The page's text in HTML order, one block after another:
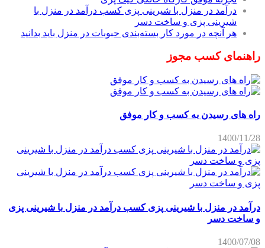
درآمد در منزل با شیرینی پزی کسب درآمد در منزل با
شیرینی پزی و ساخت دسر
هر آنچه در مورد کار بسته‌بندی حبوبات در منزل باید بدانید
راهنمای کسب مجوز
راه های رسیدن به کسب و کار موفق
1400/11/28
درآمد در منزل با شیرینی پزی کسب درآمد در منزل با شیرینی پزی
و ساخت دسر
1400/07/08